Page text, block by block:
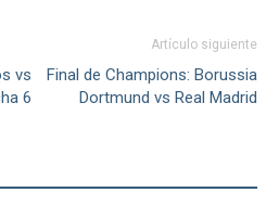
vs
6
Artículo siguiente
Final de Champions: Borussia
Dortmund vs Real Madrid